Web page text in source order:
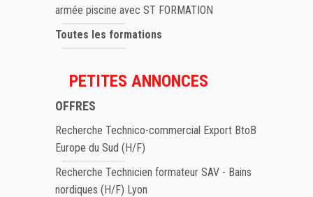
armée piscine avec ST FORMATION
Toutes les formations
PETITES ANNONCES
OFFRES
Recherche Technico-commercial Export BtoB
Europe du Sud (H/F)
Recherche Technicien formateur SAV - Bains
nordiques (H/F) Lyon